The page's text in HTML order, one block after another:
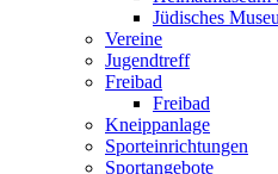
Jüdisches
Vereine
Jugendtreff
Freibad
Freibad
Kneippanlage
Sporteinrichtungen
Sportangebote